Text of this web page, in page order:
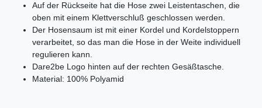
Auf der Rückseite hat die Hose zwei Leistentaschen, die
oben mit einem Klettverschluß geschlossen werden.
Der Hosensaum ist mit einer Kordel und Kordelstoppern
verarbeitet, so das man die Hose in der Weite individuell
regulieren kann.
Dare2be Logo hinten auf der rechten Gesäßtasche.
Material: 100% Polyamid